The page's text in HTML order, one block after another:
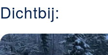
Dichtbij: